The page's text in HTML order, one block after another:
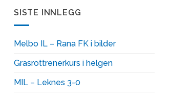
SISTE INNLEGG
Melbo IL – Rana FK i bilder
Grasrottrenerkurs i helgen
MIL – Leknes 3-0